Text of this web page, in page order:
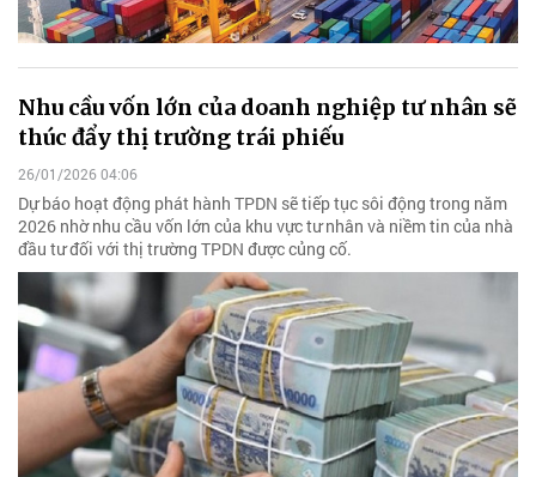
Nhu cầu vốn lớn của doanh nghiệp tư nhân sẽ
thúc đẩy thị trường trái phiếu
26/01/2026 04:06
Dự báo hoạt động phát hành TPDN sẽ tiếp tục sôi động trong năm
2026 nhờ nhu cầu vốn lớn của khu vực tư nhân và niềm tin của nhà
đầu tư đối với thị trường TPDN được củng cố.